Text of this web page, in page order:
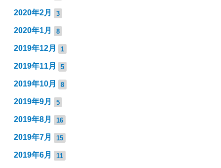
2020年2月 3
2020年1月 8
2019年12月 1
2019年11月 5
2019年10月 8
2019年9月 5
2019年8月 16
2019年7月 15
2019年6月 11